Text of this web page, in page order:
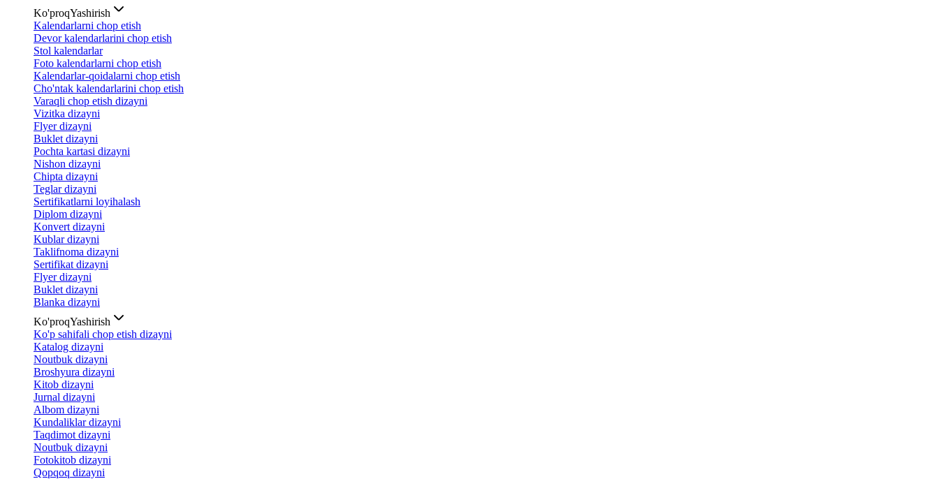
Ko'proqYashirish
Kalendarlarni chop etish
Devor kalendarlarini chop etish
Stol kalendarlar
Foto kalendarlarni chop etish
Kalendarlar-qoidalarni chop etish
Cho'ntak kalendarlarini chop etish
Varaqli chop etish dizayni
Vizitka dizayni
Flyer dizayni
Buklet dizayni
Pochta kartasi dizayni
Nishon dizayni
Chipta dizayni
Teglar dizayni
Sertifikatlarni loyihalash
Diplom dizayni
Konvert dizayni
Kublar dizayni
Taklifnoma dizayni
Sertifikat dizayni
Flyer dizayni
Buklet dizayni
Blanka dizayni
Ko'proqYashirish
Ko'p sahifali chop etish dizayni
Katalog dizayni
Noutbuk dizayni
Broshyura dizayni
Kitob dizayni
Jurnal dizayni
Albom dizayni
Kundaliklar dizayni
Taqdimot dizayni
Noutbuk dizayni
Fotokitob dizayni
Qopqoq dizayni